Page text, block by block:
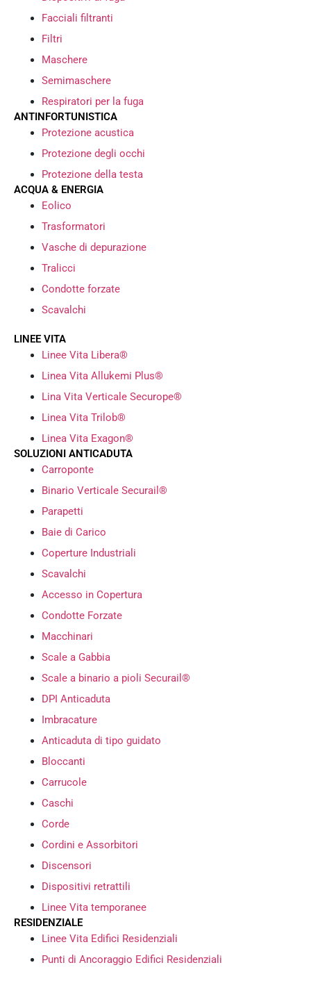
Facciali filtranti
Filtri
Maschere
Semimaschere
Respiratori per la fuga
ANTINFORTUNISTICA
Protezione acustica
Protezione degli occhi
Protezione della testa
ACQUA & ENERGIA
Eolico
Trasformatori
Vasche di depurazione
Tralicci
Condotte forzate
Scavalchi
LINEE VITA
Linee Vita Libera®
Linea Vita Allukemi Plus®
Lina Vita Verticale Securope®
Linea Vita Trilob®
Linea Vita Exagon®
SOLUZIONI ANTICADUTA
Carroponte
Binario Verticale Securail®
Parapetti
Baie di Carico
Coperture Industriali
Scavalchi
Accesso in Copertura
Condotte Forzate
Macchinari
Scale a Gabbia
Scale a binario a pioli Securail®
DPI Anticaduta
Imbracature
Anticaduta di tipo guidato
Bloccanti
Carrucole
Caschi
Corde
Cordini e Assorbitori
Discensori
Dispositivi retrattili
Linee Vita temporanee
RESIDENZIALE
Linee Vita Edifici Residenziali
Punti di Ancoraggio Edifici Residenziali